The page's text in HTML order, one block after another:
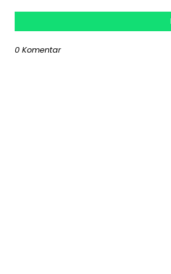
0 Komentar